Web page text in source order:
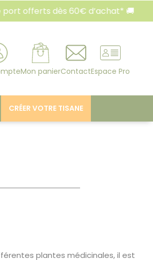
dès 60€ d’achat* 🚚 🚚
Mon panierContactEspace Pro
CRÉER VOTRE TISANE
plantes médicinales, il est